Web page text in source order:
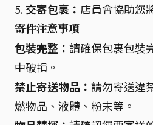
5.交寄包裹： 店員會協助您
寄件注意事項
包裝完整： 請確保包裹包裝
中破損。
禁止寄送物品： 請勿寄送違
燃物品、液體、粉末等。